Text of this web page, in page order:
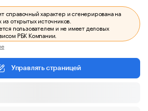
справочный характер и сгенерирована на
открытых источников.
пользователем и не имеет деловых
РБК Компании.
Управлять страницей